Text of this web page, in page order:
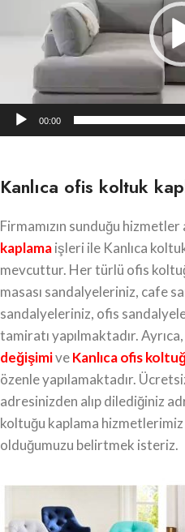
00:00
Kanlıca ofis koltuk
Firmamızın sunduğu hizmetler
kaplamaişleri ile Kanlıca
mevcuttur. Her türlü ofis
masası sandalyeleriniz, cafe
sandalyeleriniz, ofis
tamiratı yapılmaktadır. Ayrıca,
değişimiveKanlıca ofis
özenle yapılamaktadır.
adresinizden alıp dilediğiniz
koltuğu kaplama hizmetlerimiz
olduğumuzu belirtmek isteriz.